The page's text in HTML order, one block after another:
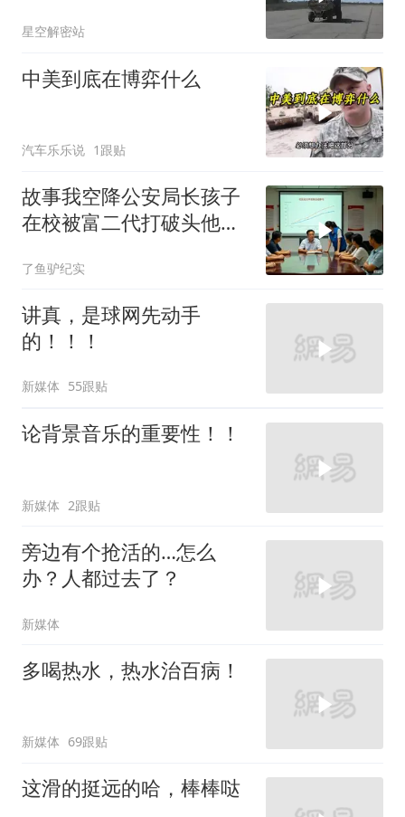
星空解密站
中美到底在博弈什么
汽车乐乐说 1跟贴
故事我空降公安局长孩子
在校被富二代打破头他爹
了鱼驴纪实
讲真，是球网先动手
的！！！
新媒体 55跟贴
论背景音乐的重要性！！
新媒体 2跟贴
旁边有个抢活的…怎么
办？人都过去了？
新媒体
多喝热水，热水治百病！
新媒体 69跟贴
这滑的挺远的哈，棒棒哒